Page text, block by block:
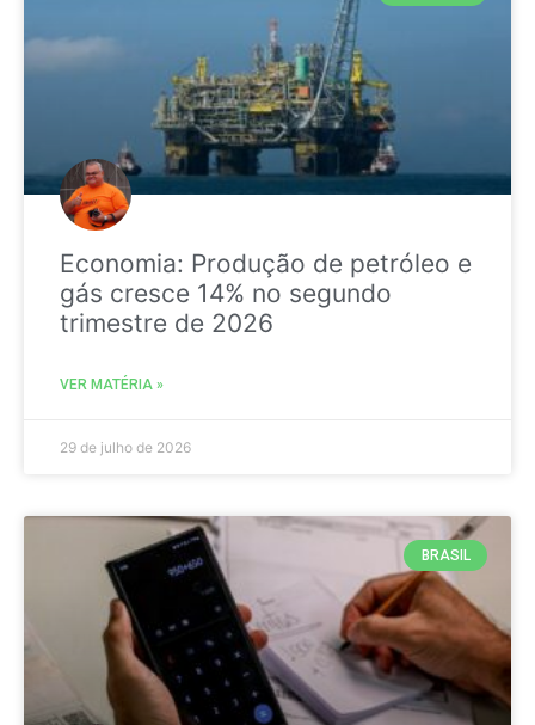
Economia: Produção de petróleo e
gás cresce 14% no segundo
trimestre de 2026
VER MATÉRIA »
29 de julho de 2026
BRASIL